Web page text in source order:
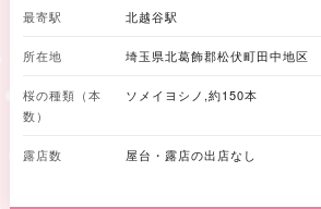
最寄駅 北越谷駅
所在地 埼玉県北葛飾郡松伏町田中地区
桜の種類（本
数）
ソメイヨシノ,約150本
露店数 屋台・露店の出店なし